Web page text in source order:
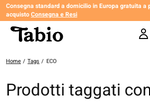
Consegna standard a domicilio in Europa gratuita a
acquistoConsegna e Resi
Home / Tags / ECO
Prodotti taggati